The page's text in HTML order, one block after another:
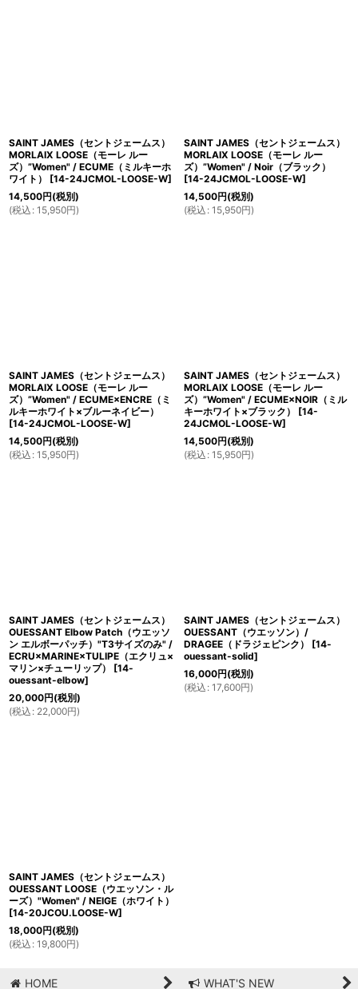
SAINT JAMES（セントジェームス）
MORLAIX LOOSE（モーレ ルー
ズ）”Women" / ECUME（ミルキーホ
ワイト）
[14-24JCMOL-LOOSE-W]
14,500円(税別)
(税込 : 15,950円)
SAINT JAMES（セントジェームス）
MORLAIX LOOSE（モーレ ルー
ズ）”Women" / Noir（ブラック）
[14-24JCMOL-LOOSE-W]
14,500円(税別)
(税込 : 15,950円)
SAINT JAMES（セントジェームス）
MORLAIX LOOSE（モーレ ルー
ズ）”Women" / ECUME×ENCRE（ミ
ルキーホワイト×ブルーネイビー）
[14-24JCMOL-LOOSE-W]
14,500円(税別)
(税込 : 15,950円)
SAINT JAMES（セントジェームス）
MORLAIX LOOSE（モーレ ルー
ズ）”Women" / ECUME×NOIR（ミル
キーホワイト×ブラック）
[14-
24JCMOL-LOOSE-W]
14,500円(税別)
(税込 : 15,950円)
SAINT JAMES（セントジェームス）
OUESSANT Elbow Patch（ウエッソ
ン エルボーパッチ）"T3サイズのみ" /
ECRU×MARINE×TULIPE（エクリュ×
マリン×チューリップ）
[14-
ouessant-elbow]
20,000円(税別)
(税込 : 22,000円)
SAINT JAMES（セントジェームス）
OUESSANT（ウエッソン）/
DRAGEE（ドラジェピンク）
[14-
ouessant-solid]
16,000円(税別)
(税込 : 17,600円)
SAINT JAMES（セントジェームス）
OUESSANT LOOSE（ウエッソン・ル
ーズ）"Women" / NEIGE（ホワイト）
[14-20JCOU.LOOSE-W]
18,000円(税別)
(税込 : 19,800円)
HOME WHAT'S NEW